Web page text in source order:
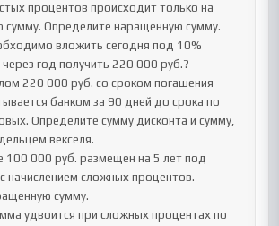
процентов происходит только на
сумму. Определите наращенную сумму.
вложить сегодня под 10%
год получить 220 000 руб.?
220 000 руб. со сроком погашения
банком за 90 дней до срока по
Определите сумму дисконта и сумму,
векселя.
100 000 руб. размещен на 5 лет под
начислением сложных процентов.
сумму.
удвоится при сложных процентах по